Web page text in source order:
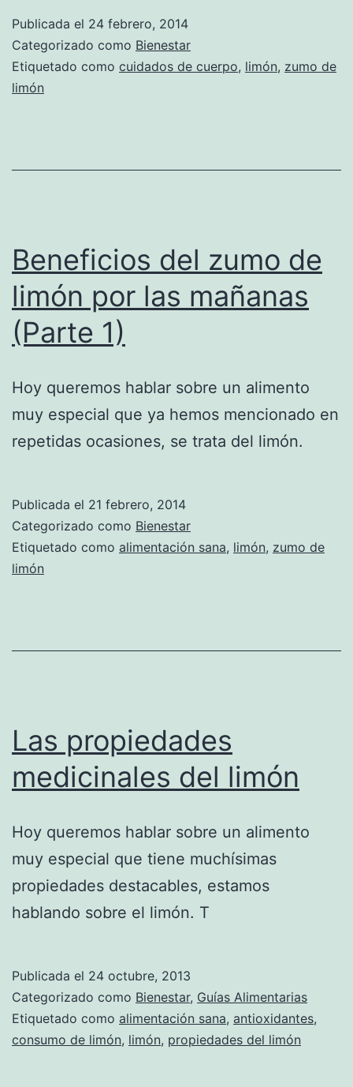
Publicada el 24 febrero, 2014
Categorizado como Bienestar
Etiquetado como cuidados de cuerpo, limón, zumo de
limón
Beneficios del zumo de
limón por las mañanas
(Parte 1)
Hoy queremos hablar sobre un alimento
muy especial que ya hemos mencionado en
repetidas ocasiones, se trata del limón.
Publicada el 21 febrero, 2014
Categorizado como Bienestar
Etiquetado como alimentación sana, limón, zumo de
limón
Las propiedades
medicinales del limón
Hoy queremos hablar sobre un alimento
muy especial que tiene muchísimas
propiedades destacables, estamos
hablando sobre el limón. T
Publicada el 24 octubre, 2013
Categorizado como Bienestar, Guías Alimentarias
Etiquetado como alimentación sana, antioxidantes,
consumo de limón, limón, propiedades del limón